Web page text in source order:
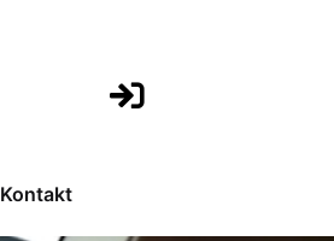
Kontakt